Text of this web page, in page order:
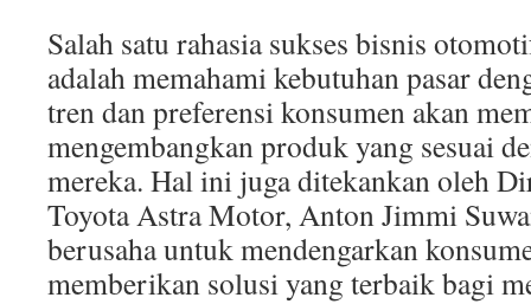
Salah satu rahasia sukses bisnis
adalah memahami kebutuhan pasar
tren dan preferensi konsumen akan
mengembangkan produk yang sesuai
mereka. Hal ini juga ditekankan oleh
Toyota Astra Motor, Anton Jimmi
berusaha untuk mendengarkan
memberikan solusi yang terbaik bagi